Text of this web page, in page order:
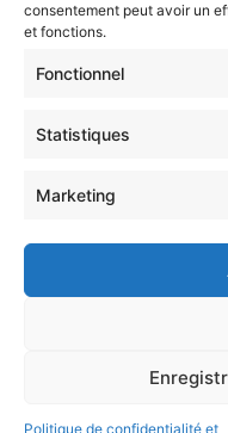
consentement peut avoir un
et fonctions.
Fonctionnel
Statistiques
Marketing
Politique de confidentialité et
Choisissez
votre